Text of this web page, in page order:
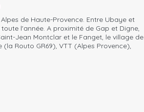
de Haute-Provence. Entre Ubaye et
l'année. A proximité de Gap et Digne,
Jean Montclar et le Fanget, le village de
Routo GR69), VTT (Alpes Provence),